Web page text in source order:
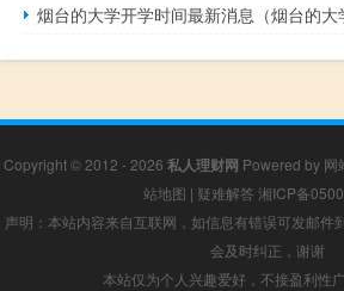
烟台的大学开学时间最新消息（烟台的大
Copyright © 2012 - 2026 私人理财网 Powered by 网
站地图 | 疑难解答 湘ICP备
声明：本站内容来自互联网，如信息有错误可发邮件
会及时纠正，谢谢
本站仅为个人兴趣爱好，不接盈利性